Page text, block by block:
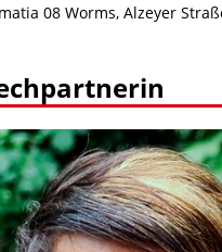
08 Worms, Alzeyer